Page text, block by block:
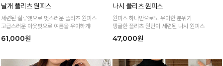
날개 플리츠 원피스
세련된 실루엣으로 멋스러운 플리츠 원피스
고급스러운 아웃핏으로 여름을 우아하게!
61,000원
나시 플리츠 원피스
원피스 하나만으로도 우아한 분위기
탱글한 플리츠 원단이 세련된 나시 원피스
47,000원